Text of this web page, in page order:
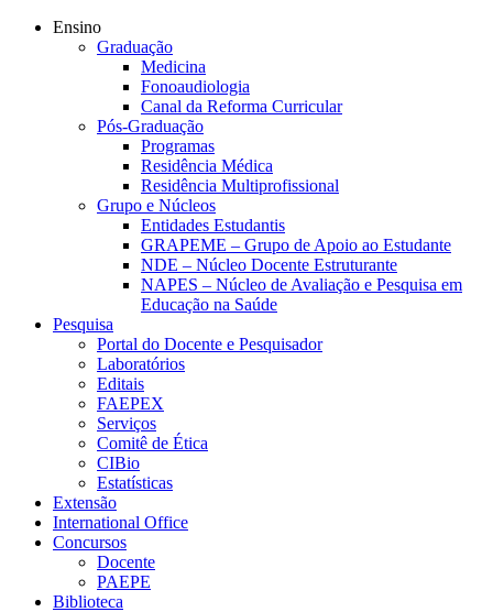
Ensino
Graduação
Medicina
Fonoaudiologia
Canal da Reforma Curricular
Pós-Graduação
Programas
Residência Médica
Residência Multiprofissional
Grupo e Núcleos
Entidades Estudantis
GRAPEME – Grupo de Apoio ao Estudante
NDE – Núcleo Docente Estruturante
NAPES – Núcleo de Avaliação e Pesquisa em
Educação na Saúde
Pesquisa
Portal do Docente e Pesquisador
Laboratórios
Editais
FAEPEX
Serviços
Comitê de Ética
CIBio
Estatísticas
Extensão
International Office
Concursos
Docente
PAEPE
Biblioteca